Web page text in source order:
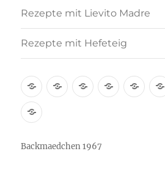
Rezepte mit Lievito Madre
Rezepte mit Hefeteig
Über
mich
Rezept-
Index
Kooperation
Brötchen
Brot
Rezepte
Hefeteig
Backmaedchen 1967